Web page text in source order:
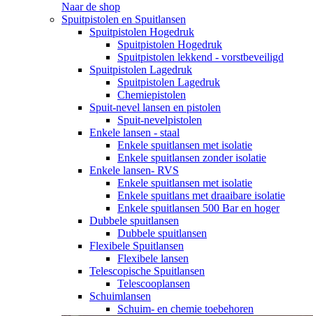
Naar de shop
Spuitpistolen en Spuitlansen
Spuitpistolen Hogedruk
Spuitpistolen Hogedruk
Spuitpistolen lekkend - vorstbeveiligd
Spuitpistolen Lagedruk
Spuitpistolen Lagedruk
Chemiepistolen
Spuit-nevel lansen en pistolen
Spuit-nevelpistolen
Enkele lansen - staal
Enkele spuitlansen met isolatie
Enkele spuitlansen zonder isolatie
Enkele lansen- RVS
Enkele spuitlansen met isolatie
Enkele spuitlans met draaibare isolatie
Enkele spuitlansen 500 Bar en hoger
Dubbele spuitlansen
Dubbele spuitlansen
Flexibele Spuitlansen
Flexibele lansen
Telescopische Spuitlansen
Telescooplansen
Schuimlansen
Schuim- en chemie toebehoren